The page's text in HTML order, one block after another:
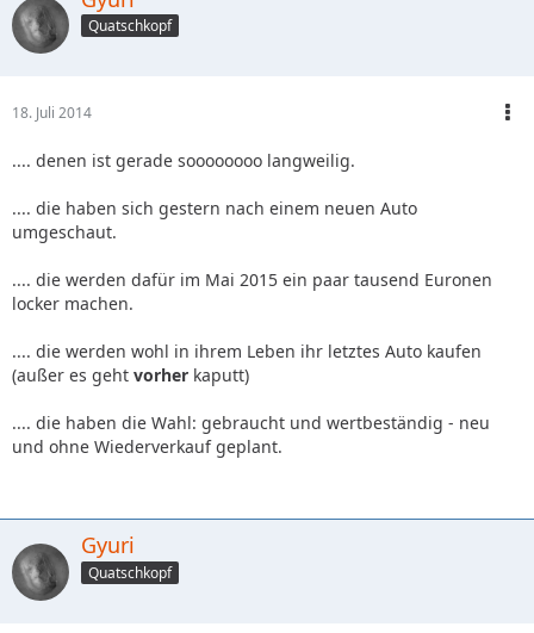
Quatschkopf
18. Juli 2014
.... denen ist gerade soooooooo langweilig.
.... die haben sich gestern nach einem neuen Auto
umgeschaut.
.... die werden dafür im Mai 2015 ein paar tausend Euronen
locker machen.
.... die werden wohl in ihrem Leben ihr letztes Auto kaufen
(außer es geht vorher kaputt)
.... die haben die Wahl: gebraucht und wertbeständig - neu
und ohne Wiederverkauf geplant.
Gyuri
Quatschkopf